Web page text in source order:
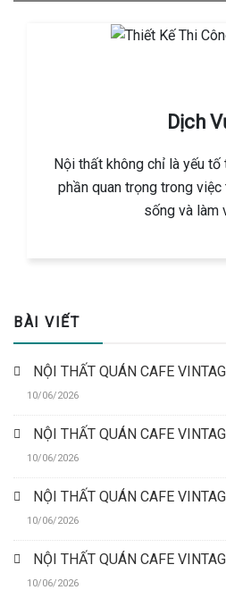
Dịch
Nội thất không chỉ là yếu
phần quan trọng trong
sống và làm
BÀI VIẾT
NỘI THẤT QUÁN CAFE
10/06/2026
NỘI THẤT QUÁN CAFE
10/06/2026
NỘI THẤT QUÁN CAFE
10/06/2026
NỘI THẤT QUÁN CAFE
10/06/2026